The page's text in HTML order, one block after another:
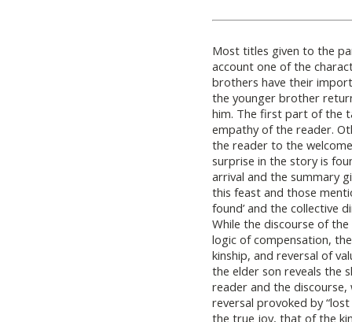
Most titles given to the
account one of the
brothers have their
the younger brother
him. The first part of the
empathy of the reader.
the reader to the
surprise in the story is
arrival and the summary
this feast and those
found’ and the collective
While the discourse of
logic of compensation,
kinship, and reversal of
the elder son reveals the
reader and the
reversal provoked by
the true joy, that of the